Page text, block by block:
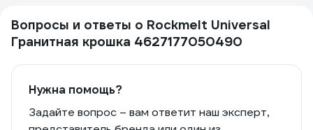
Вопросы и ответы о Rockmelt Universal
Гранитная крошка 4627177050490
Нужна помощь?
Задайте вопрос – вам ответит наш эксперт,